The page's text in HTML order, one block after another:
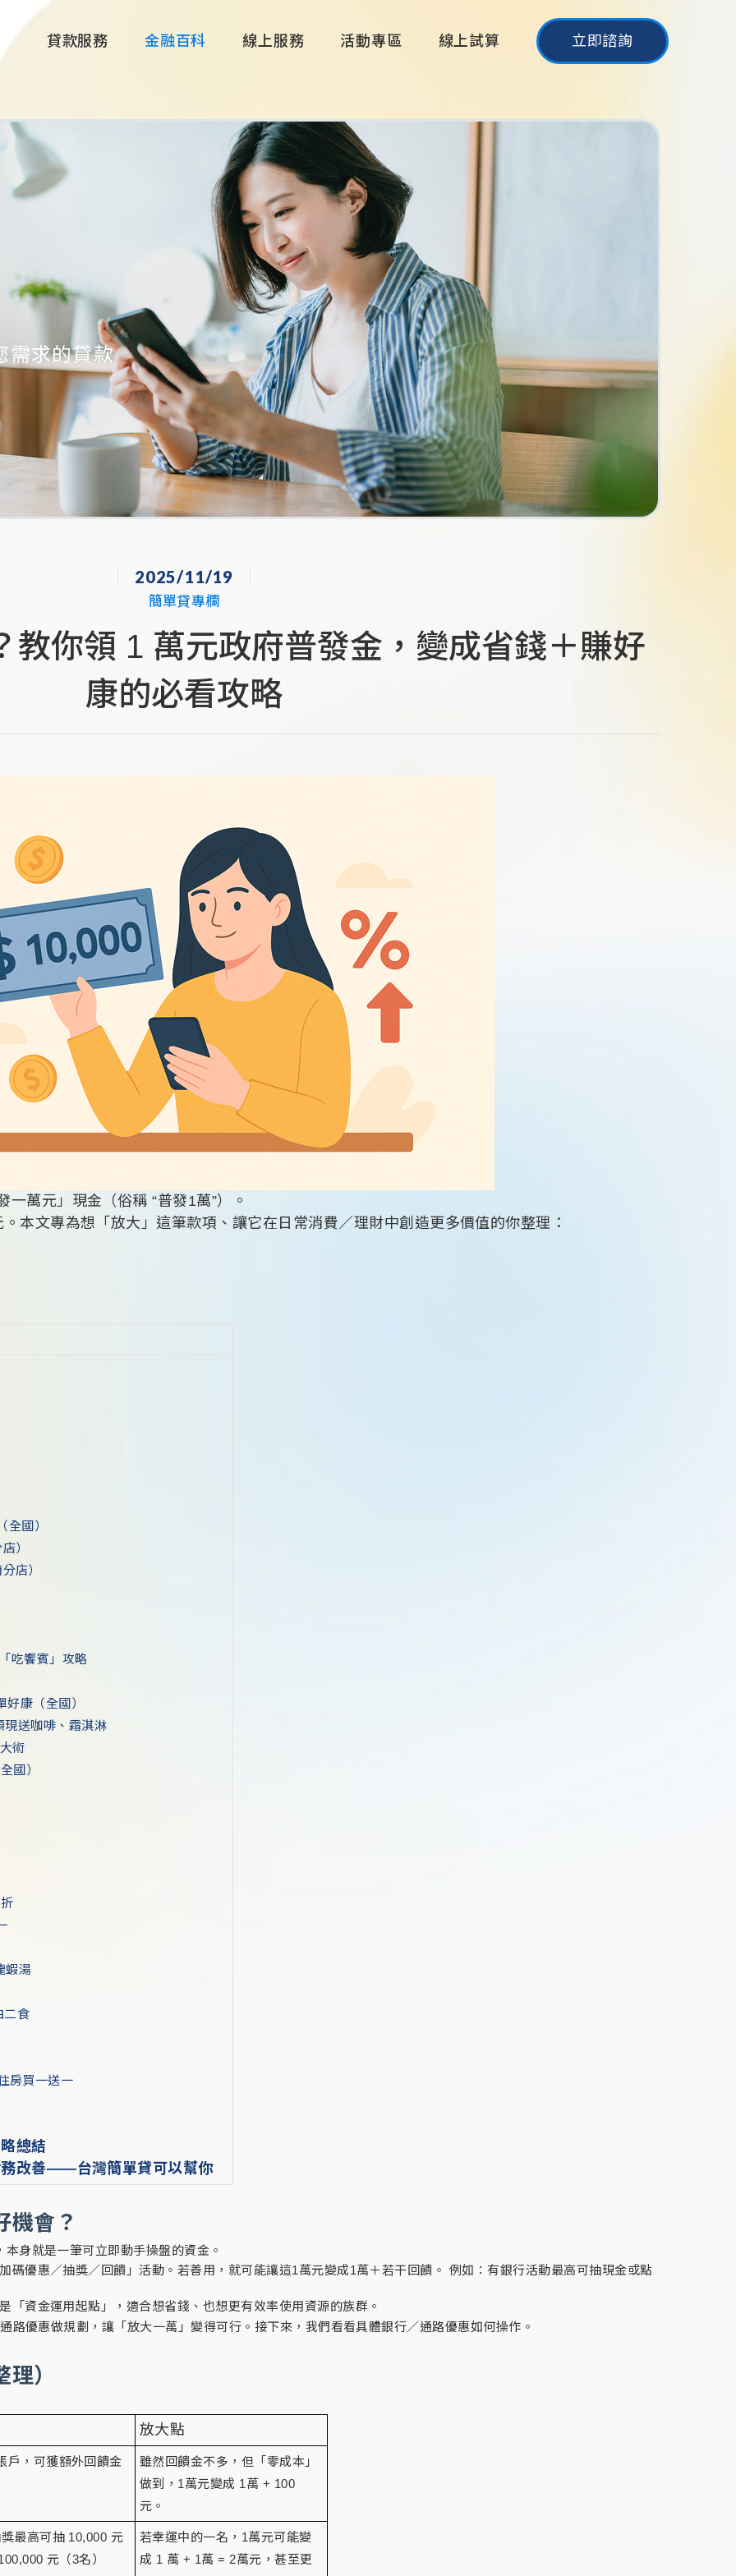
貸款服務 金融百科 線上服務 活動專區 線上試算 立即諮詢
需求的貸款
2025/11/19
簡單貸專欄
教你領 1 萬元政府普發金，變成省錢＋賺好
康的必看攻略
萬元」現金（俗稱 “普發1萬”）。
本文專為想「放大」這筆款項、讓它在日常消費／理財中創造更多價值的你整理：
國）
）
店）
吃饗賓」攻略
康（全國）
送咖啡、霜淇淋
術
國）
蝦湯
食
房買一送一
總結
務改善——台灣簡單貸可以幫你
機會？
身就是一筆可立即動手操盤的資金。
碼優惠／抽獎／回饋」活動。若善用，就可能讓這1萬元變成1萬＋若干回饋。 例如：有銀行活動最高可抽現金或點
「資金運用起點」，適合想省錢、也想更有效率使用資源的族群。
路優惠做規劃，讓「放大一萬」變得可行。接下來，我們看看具體銀行／通路優惠如何操作。
）
放大點
戶，可獲額外回饋金
雖然回饋金不多，但「零成本」
做到，1萬元變成 1萬 + 100
元。
最高可抽 10,000 元
元（3名）
若幸運中的一名，1萬元可能變
成 1 萬 + 1萬 = 2萬元，甚至更